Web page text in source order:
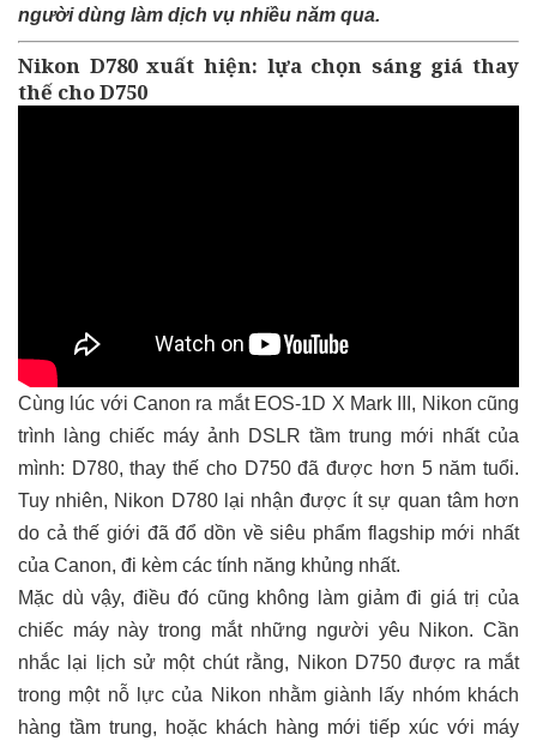
người dùng làm dịch vụ nhiều năm qua.
Nikon D780 xuất hiện: lựa chọn sáng giá thay
thế cho D750
Cùng lúc với Canon ra mắt EOS-1D X Mark III, Nikon cũng
trình làng chiếc máy ảnh DSLR tầm trung mới nhất của
mình: D780, thay thế cho D750 đã được hơn 5 năm tuổi.
Tuy nhiên, Nikon D780 lại nhận được ít sự quan tâm hơn
do cả thế giới đã đổ dồn về siêu phẩm flagship mới nhất
của Canon, đi kèm các tính năng khủng nhất.
Mặc dù vậy, điều đó cũng không làm giảm đi giá trị của
chiếc máy này trong mắt những người yêu Nikon. Cần
nhắc lại lịch sử một chút rằng, Nikon D750 được ra mắt
trong một nỗ lực của Nikon nhằm giành lấy nhóm khách
hàng tầm trung, hoặc khách hàng mới tiếp xúc với máy